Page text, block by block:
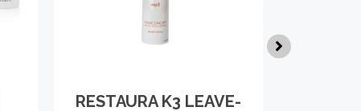
RESTAURA K3 LEAVE-